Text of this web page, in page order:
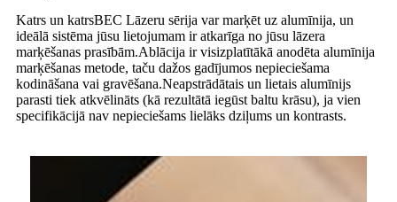
Katrs un katrsBEC Lāzeru sērija var marķēt uz alumīnija, un
ideālā sistēma jūsu lietojumam ir atkarīga no jūsu lāzera
marķēšanas prasībām.Ablācija ir visizplatītākā anodēta alumīnija
marķēšanas metode, taču dažos gadījumos nepieciešama
kodināšana vai gravēšana.Neapstrādātais un lietais alumīnijs
parasti tiek atkvēlināts (kā rezultātā iegūst baltu krāsu), ja vien
specifikācijā nav nepieciešams lielāks dziļums un kontrasts.